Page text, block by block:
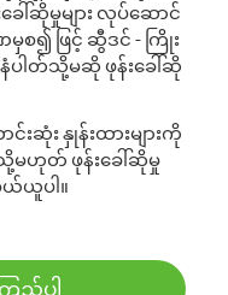
ါ်ဆိုမှုများ လုပ်ဆောင်
မှစ၍ ဖြင့် ဆွီဒင် - ကြိုး
ါတ်သို့မဆို ဖုန်းခေါ်ဆို
ဆုံး နှုန်းထားများကို
မဟုတ် ဖုန်းခေါ်ဆိုမှု
ယူပါ။
ြည့်ပါ